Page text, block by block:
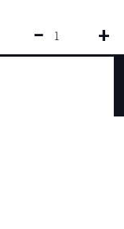
QUANTITÉ
DE
− +